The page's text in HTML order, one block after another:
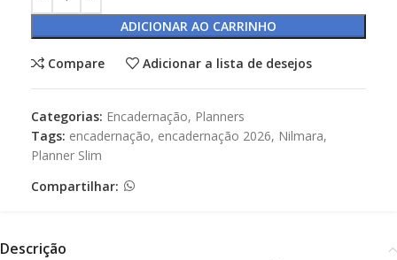
ADICIONAR AO CARRINHO
Compare Adicionar a lista de desejos
Categorias: Encadernação, Planners
Tags: encadernação, encadernação 2026, Nilmara,
Planner Slim
Compartilhar:
Descrição